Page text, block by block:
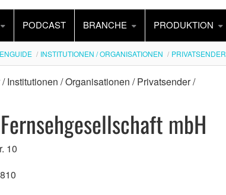
PODCAST BRANCHE PRODUKTION
INSTITUTIONEN / ORGANISATIONEN PRIVATSENDER
Institutionen / Organisationen / Privatsender /
mbH
10